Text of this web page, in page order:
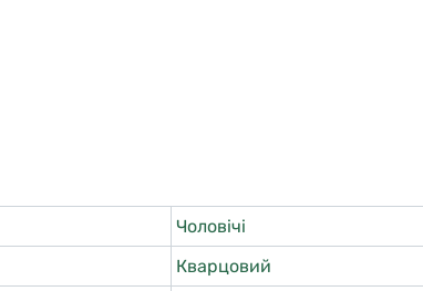
Чоловічі
Кварцовий